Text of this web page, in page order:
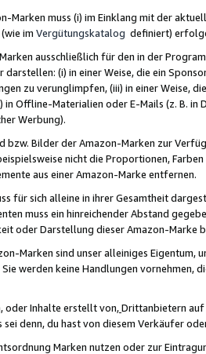
Marken muss (i) im Einklang mit der
im Vergütungskatalog definiert)
ausschließlich für den in der
(i) in einer Weise, die ein
zu verunglimpfen, (iii) in einer Weise,
Offline-Materialien oder E-Mails (z. B. in
Werbung).
bzw. Bilder der Amazon-Marken zur
nicht die Proportionen,
aus einer Amazon-Marke entfernen.
für sich alleine in ihrer Gesamtheit
muss ein hinreichender Abstand
oder Darstellung dieser Amazon-Marke
Marken sind unser alleiniges
werden keine Handlungen vornehmen,
oder Inhalte erstellt von,Drittanbietern auf
denn, du hast von diesem Verkäufer
Marken nutzen oder zur